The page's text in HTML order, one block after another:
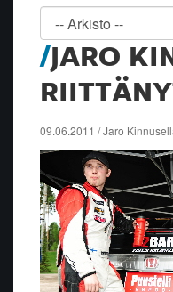
JARO
09.06.2011 / Jaro